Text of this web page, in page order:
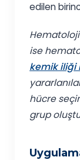
edilen
ise
kemik iliği
hücre
grup